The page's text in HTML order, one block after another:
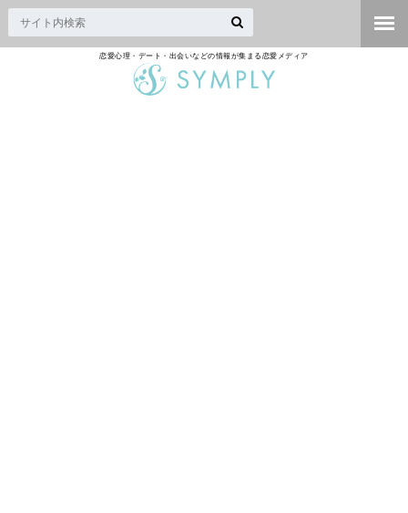
恋愛心理・デート・出会いなどの情報が集まる恋愛メディア